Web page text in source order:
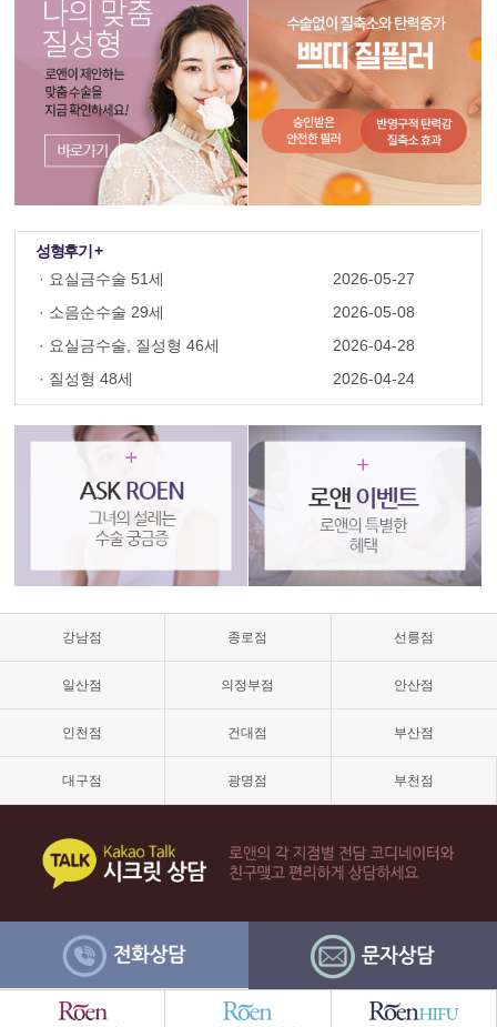
성형후기 +
· 요실금수술 51세
2026-05-27
· 소음순수술 29세
2026-05-08
· 요실금수술, 질성형 46세
2026-04-28
· 질성형 48세 2026-04-24
축
격,
음
이
강남점 종로점 선릉점
일산점 의정부점 안산점
인천점 건대점 부산점
대구점 광명점 부천점